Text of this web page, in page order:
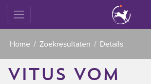
Home Zoekresultaten Details
VITUS VOM